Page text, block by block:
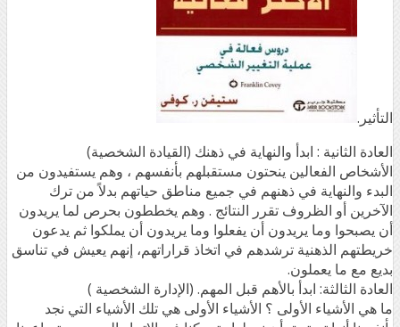
التأثير.
العادة الثانية : ابدأ والنهاية في ذهنك (القيادة الشخصية)
الأشخاص الفعالين ينحتون مستقبلهم بأنفسهم ، وهم يستفيدون من
البدء والنهاية في ذهنهم في جميع مناطق حياتهم بدلاً من ترك
الآخرين أو الظروف تقرر النتائج . وهم يخططون بحرص لما يريدون
أن يصبحوا وما يريدون أن يفعلوا وما يريدون أن يملكوا ثم يدعون
خريطتهم الذهنية ترشدهم في اتخاذ قراراتهم، إنهم يعيش في تناسق
بديع مع ما يعملون.
العادة الثالثة: ابدأ بالأهم قبل المهم. (الإدارة الشخصية )
ما هي الأشياء الأولى ؟ الأشياء الأولى هي تلك الأشياء التي نجد